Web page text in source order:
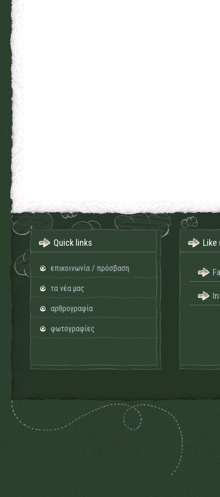
Quick links
επικοινωνία / πρόσβαση
τα νέα μας
αρθρογραφία
φωτογραφίες
Like